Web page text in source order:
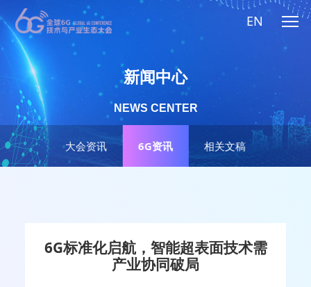
EN
大会资讯 6G资讯 相关文稿
新闻中心
NEWS CENTER
6G标准化启航，智能超表面技术需
产业协同破局